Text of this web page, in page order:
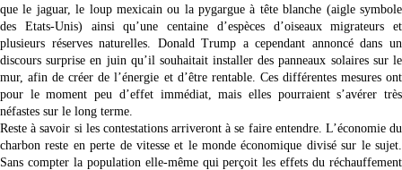
que le jaguar, le loup mexicain ou la pygargue à tête blanche (aigle symbole
des Etats-Unis) ainsi qu’une centaine d’espèces d’oiseaux migrateurs et
plusieurs réserves naturelles. Donald Trump a cependant annoncé dans un
discours surprise en juin qu’il souhaitait installer des panneaux solaires sur le
mur, afin de créer de l’énergie et d’être rentable. Ces différentes mesures ont
pour le moment peu d’effet immédiat, mais elles pourraient s’avérer très
néfastes sur le long terme.
Reste à savoir si les contestations arriveront à se faire entendre. L’économie du
charbon reste en perte de vitesse et le monde économique divisé sur le sujet.
Sans compter la population elle-même qui perçoit les effets du réchauffement